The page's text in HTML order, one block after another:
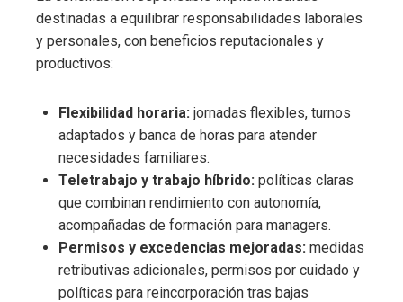
destinadas a equilibrar responsabilidades laborales
y personales, con beneficios reputacionales y
productivos:
Flexibilidad horaria: jornadas flexibles, turnos
adaptados y banca de horas para atender
necesidades familiares.
Teletrabajo y trabajo híbrido: políticas claras
que combinan rendimiento con autonomía,
acompañadas de formación para managers.
Permisos y excedencias mejoradas: medidas
retributivas adicionales, permisos por cuidado y
políticas para reincorporación tras bajas